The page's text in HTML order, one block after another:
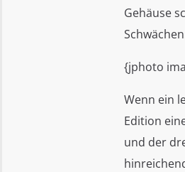
Gehäuse
{jphoto
Wenn ein
Edition
und der